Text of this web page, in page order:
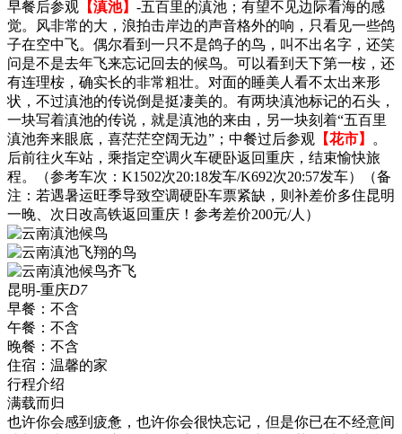
早餐后参观 【滇池】 -五百里的滇池；有望不见边际看海的感
觉。风非常的大，浪拍击岸边的声音格外的响，只看见一些鸽
子在空中飞。偶尔看到一只不是鸽子的鸟，叫不出名字，还笑
问是不是去年飞来忘记回去的候鸟。可以看到天下第一桉，还
有连理桉，确实长的非常粗壮。对面的睡美人看不太出来形
状，不过滇池的传说倒是挺凄美的。有两块滇池标记的石头，
一块写着滇池的传说，就是滇池的来由，另一块刻着“五百里
滇池奔来眼底，喜茫茫空阔无边”；中餐过后参观 【花市】
。
后前往火车站，乘指定空调火车硬卧返回重庆，结束愉快旅
程。（参考车次：K1502次20:18发车/K692次20:57发车）（备
注：若遇暑运旺季导致空调硬卧车票紧缺，则补差价多住昆明
一晚、次日改高铁返回重庆！参考差价200元/人）
昆明-重庆D7
早餐： 不含
午餐： 不含
晚餐： 不含
住宿： 温馨的家
行程介绍
满载而归
也许你会感到疲惫，也许你会很快忘记，但是你已在不经意间